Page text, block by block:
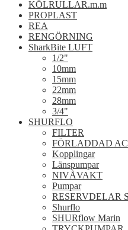
KÖLRULLAR.m.m
PROPLAST
REA
RENGÖRNING
SharkBite LUFT
1/2"
10mm
15mm
22mm
28mm
3/4"
SHURFLO
FILTER
FÖRLADDAD
Kopplingar
Länspumpar
NIVÅVAKT
Pumpar
RESERVDELAR
Shurflo
SHURflow Marin